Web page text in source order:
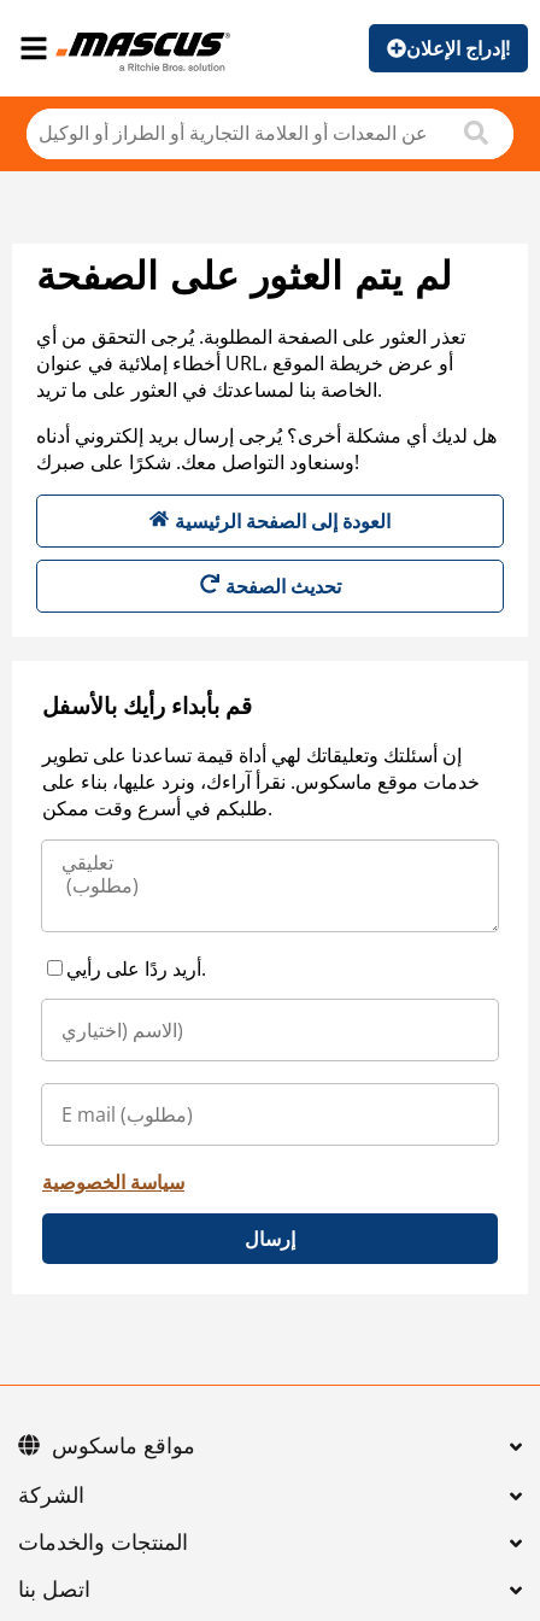
إدراج الإعلان!
لم يتم العثور على الصفحة
تعذر العثور على الصفحة المطلوبة. يُرجى التحقق من أي
أخطاء إملائية في عنوان URL، أو عرض خريطة الموقع
الخاصة بنا لمساعدتك في العثور على ما تريد.
هل لديك أي مشكلة أخرى؟ يُرجى إرسال بريد إلكتروني أدناه
وسنعاود التواصل معك. شكرًا على صبرك!
العودة إلى الصفحة الرئيسية
تحديث الصفحة
قم بأبداء رأيك بالأسفل
إن أسئلتك وتعليقاتك لهي أداة قيمة تساعدنا على تطوير
خدمات موقع ماسكوس. نقرأ آراءك، ونرد عليها، بناء على
طلبكم في أسرع وقت ممكن.
أريد ردًا على رأيي.
سياسة الخصوصية
إرسال
اتصل بنا
مواقع ماسكوس